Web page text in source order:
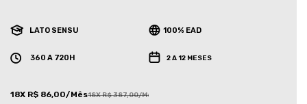
LATO SENSU 100% EAD
360 A 720H 2 A 12 MESES
18X R$ 86,00/Mês18X R$ 387,00/Mês